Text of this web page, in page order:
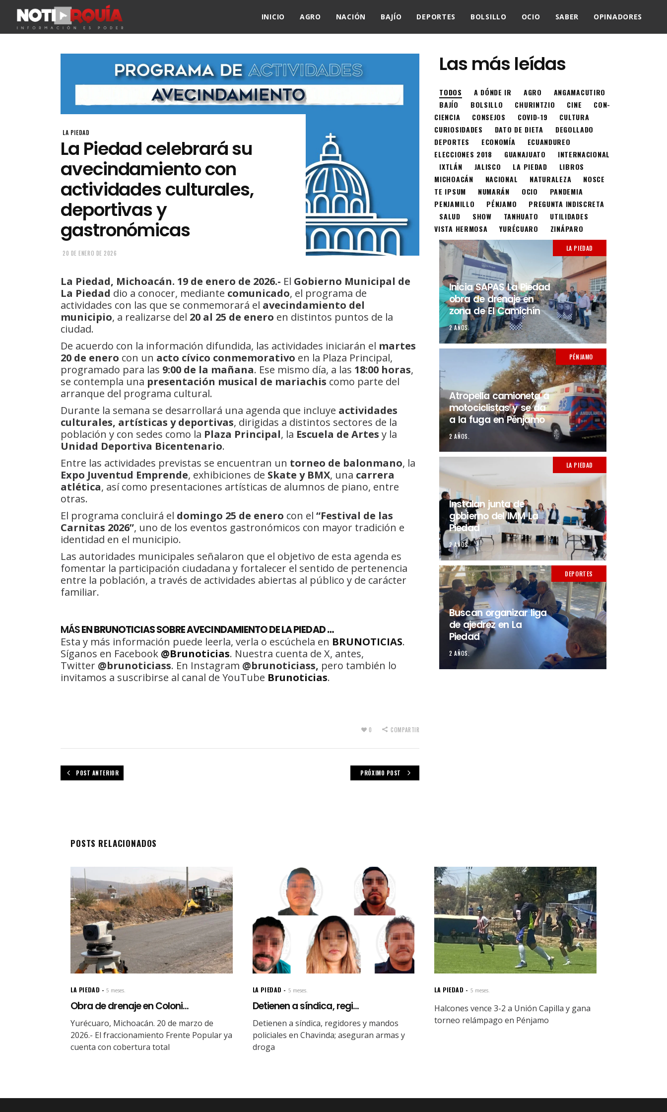
INICIO AGRO NACIÓN BAJÍO DEPORTES BOLSILLO OCIO SABER OPINADORES
LA PIEDAD
La Piedad celebrará su
avecindamiento con
actividades culturales,
deportivas y
gastronómicas
20 DE ENERO DE 2026
La Piedad, Michoacán. 19 de enero de 2026.- El Gobierno Municipal de
La Piedad dio a conocer, mediante comunicado, el programa de
actividades con las que se conmemorará el avecindamiento del
municipio, a realizarse del 20 al 25 de enero en distintos puntos de la
ciudad.
De acuerdo con la información difundida, las actividades iniciarán el martes
20 de enero con un acto cívico conmemorativo en la Plaza Principal,
programado para las 9:00 de la mañana. Ese mismo día, a las 18:00 horas,
se contempla una presentación musical de mariachis como parte del
arranque del programa cultural.
Durante la semana se desarrollará una agenda que incluye actividades
culturales, artísticas y deportivas, dirigidas a distintos sectores de la
población y con sedes como la Plaza Principal, la Escuela de Artes y la
Unidad Deportiva Bicentenario.
Entre las actividades previstas se encuentran un torneo de balonmano, la
Expo Juventud Emprende, exhibiciones de Skate y BMX, una carrera
atlética, así como presentaciones artísticas de alumnos de piano, entre
otras.
El programa concluirá el domingo 25 de enero con el “Festival de las
Carnitas 2026”, uno de los eventos gastronómicos con mayor tradición e
identidad en el municipio.
Las autoridades municipales señalaron que el objetivo de esta agenda es
fomentar la participación ciudadana y fortalecer el sentido de pertenencia
entre la población, a través de actividades abiertas al público y de carácter
familiar.
MÁSEN BRUNOTICIAS SOBRE AVECINDAMIENTO DE LA PIEDAD …
Esta y más información puede leerla, verla o escúchela en BRUNOTICIAS.
Síganos en Facebook @Brunoticias. Nuestra cuenta de X, antes,
Twitter @brunoticiass. En Instagram @brunoticiass, pero también lo
invitamos a suscribirse al canal de YouTube Brunoticias.
0 COMPARTIR
POST ANTERIOR PRÓXIMO POST
Las más leídas
TODOS A DÓNDE IR AGRO
ANGAMACUTIRO
BAJÍO
BOLSILLO CHURINTZIO CINE
CON-
CIENCIA
CONSEJOS COVID-19
CULTURA
CURIOSIDADES
DATO DE DIETA
DEGOLLADO
DEPORTES
ECONOMÍA
ECUANDUREO
ELECCIONES 2018
GUANAJUATO
INTERNACIONAL
IXTLÁN
JALISCO LA PIEDAD
LIBROS
MICHOACÁN
NACIONAL NATURALEZA
NOSCE
TE IPSUM
NUMARÁN OCIO
PANDEMIA
PENJAMILLO
PÉNJAMO
PREGUNTA INDISCRETA
SALUD
SHOW TANHUATO
UTILIDADES
VISTA HERMOSA
YURÉCUARO ZINÁPARO
LA PIEDAD
Inicia SAPAS La Piedad
obra de drenaje en
zona de El Camichín
2 AÑOS.
PÉNJAMO
Atropella camioneta a
motociclistas y se da
a la fuga en Pénjamo
2 AÑOS.
LA PIEDAD
Instalan junta de
gobierno del IMM La
Piedad
2 AÑOS.
DEPORTES
Buscan organizar liga
de ajedrez en La
Piedad
2 AÑOS.
POSTS RELACIONADOS
LA PIEDAD 5 meses.
Obra de drenaje en Coloni...
Yurécuaro, Michoacán. 20 de marzo de
2026.- El fraccionamiento Frente Popular ya
cuenta con cobertura total
LA PIEDAD 5 meses.
Detienen a síndica, regi...
Detienen a síndica, regidores y mandos
policiales en Chavinda; aseguran armas y
droga
LA PIEDAD 5 meses.
Halcones vence 3-2 a Unión Capilla y gana
torneo relámpago en Pénjamo